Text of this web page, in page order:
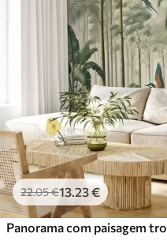
22.05€13 .23€
Panorama com paisagem